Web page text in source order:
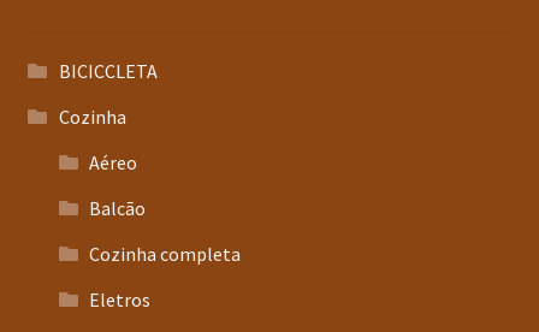
BICICCLETA
Cozinha
Aéreo
Balcão
Cozinha completa
Eletros